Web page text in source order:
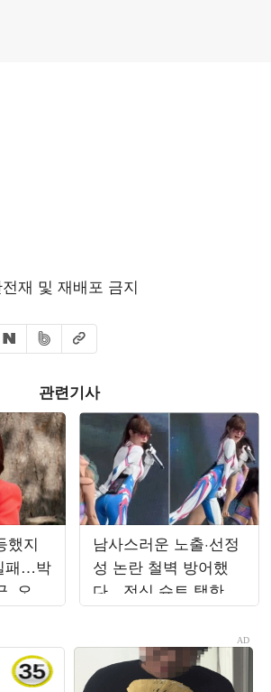
재 및 재배포 금지
유하기
유하기
네이버 공유하기
밴드 공유하기
URL복사
관련기사
했지
패…박
오르
동
남사스러운 노출·선정
성 논란 철벽 방어했
다…전신 슈트 택한 최
예나, '워터밤 여신' 새